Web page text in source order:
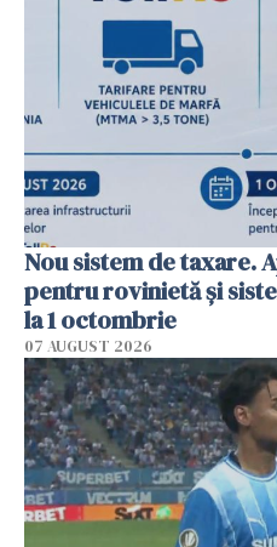
Nou sistem de taxare.
pentru rovinietă şi
la 1 octombrie
07 AUGUST 2026